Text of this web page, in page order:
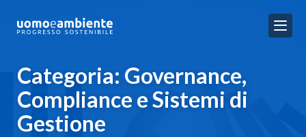
Categoria: Governance,
Compliance e Sistemi di
Gestione